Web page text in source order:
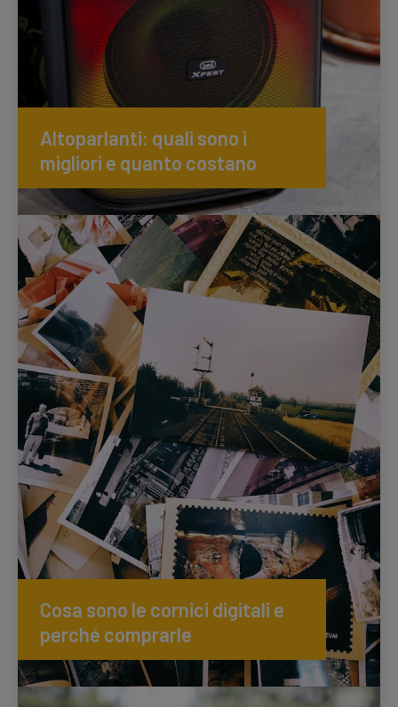
Altoparlanti: quali sono i
migliori e quanto costano
Cosa sono le cornici digitali e
perché comprarle